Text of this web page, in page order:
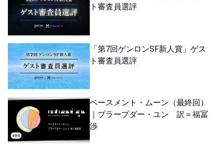
ト審査員選評
「第7回ゲンロンSF新人賞」ゲス
ト審査員選評
ベースメント・ムーン（最終回）
｜プラープダー・ユン 訳＝福冨
渉